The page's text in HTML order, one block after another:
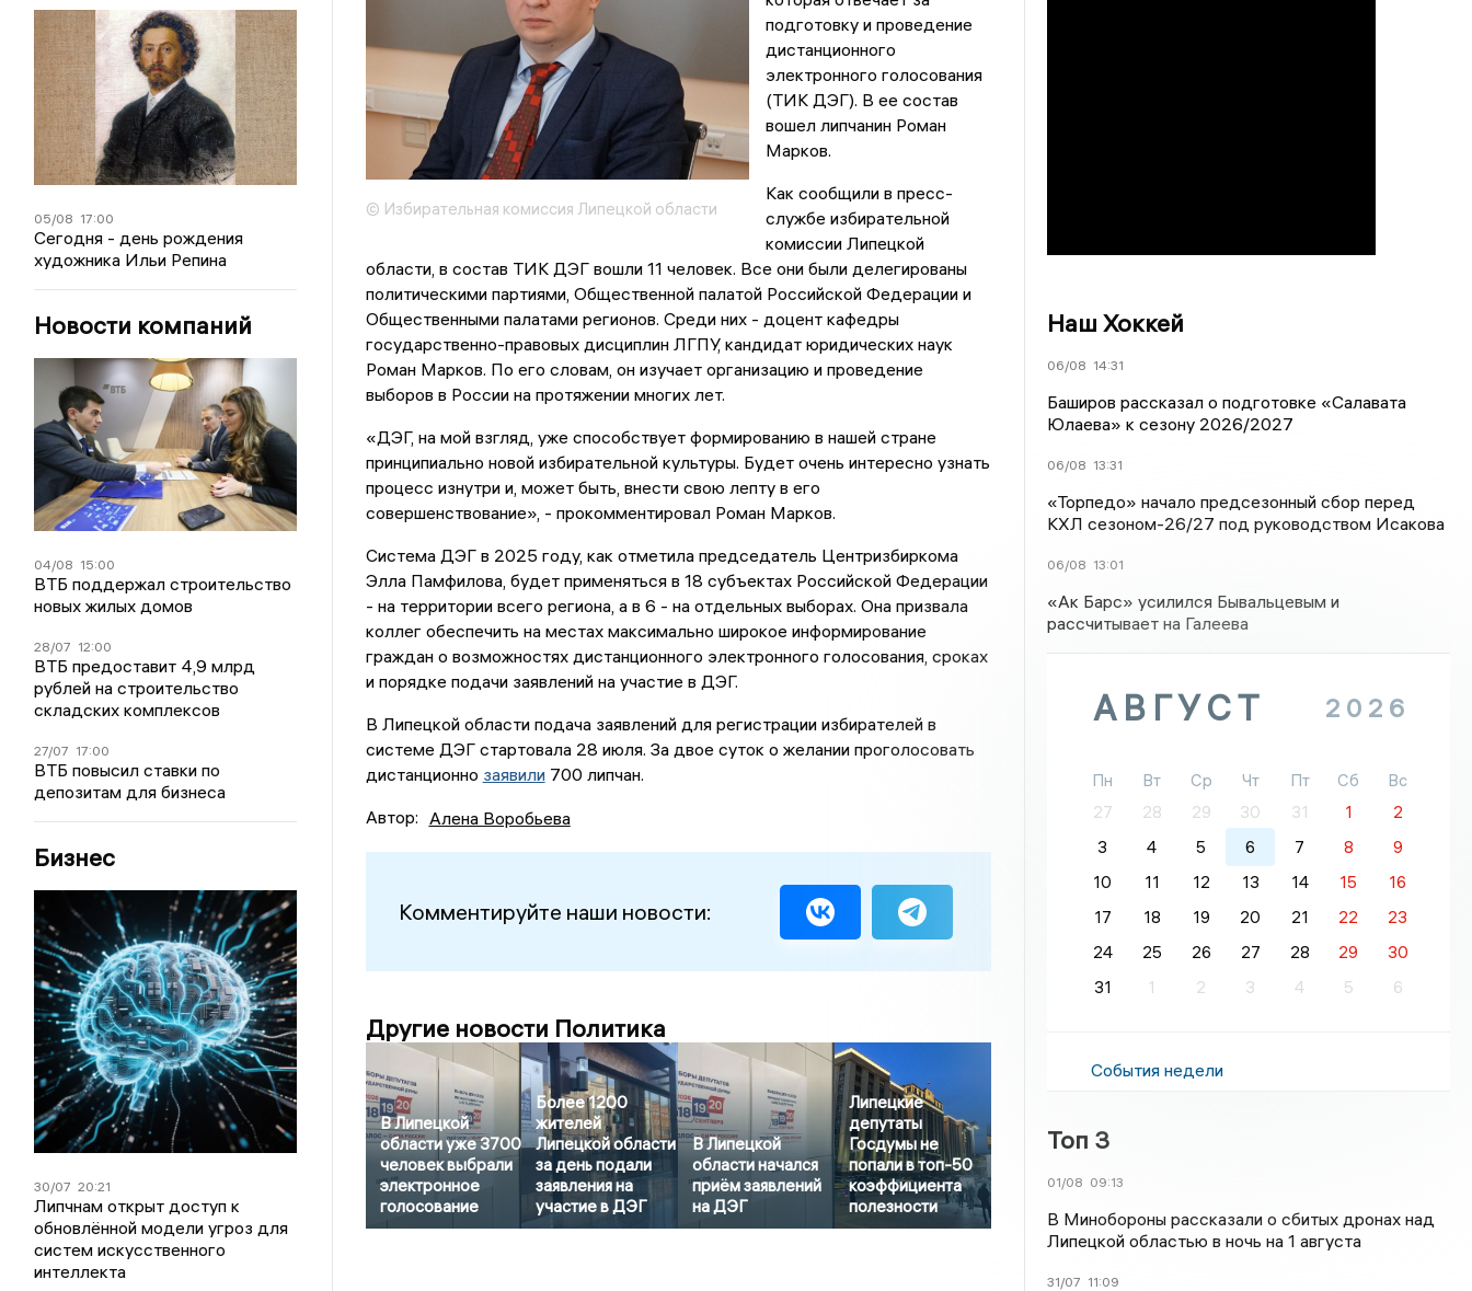
05/08 17:00
Сегодня - день рождения
художника Ильи Репина
Новости компаний
04/08 15:00
ВТБ поддержал строительство
новых жилых домов
28/07 12:00
ВТБ предоставит 4,9 млрд
рублей на строительство
складских комплексов
27/07 17:00
ВТБ повысил ставки по
депозитам для бизнеса
Бизнес
30/07 20:21
Липчнам открыт доступ к
обновлённой модели угроз для
систем искусственного
интеллекта
© Избирательная комиссия Липецкой области
подготовку и проведение
дистанционного
электронного голосования
(ТИК ДЭГ). В ее состав
вошел липчанин Роман
Марков.
Как сообщили в пресс-
службе избирательной
комиссии Липецкой
области, в состав ТИК ДЭГ вошли 11 человек. Все они были делегированы
политическими партиями, Общественной палатой Российской Федерации и
Общественными палатами регионов. Среди них - доцент кафедры
государственно-правовых дисциплин ЛГПУ, кандидат юридических наук
Роман Марков. По его словам, он изучает организацию и проведение
выборов в России на протяжении многих лет.
«ДЭГ, на мой взгляд, уже способствует формированию в нашей стране
принципиально новой избирательной культуры. Будет очень интересно узнать
процесс изнутри и, может быть, внести свою лепту в его
совершенствование», - прокомментировал Роман Марков.
Система ДЭГ в 2025 году, как отметила председатель Центризбиркома
Элла Памфилова, будет применяться в 18 субъектах Российской Федерации
- на территории всего региона, а в 6 - на отдельных выборах. Она призвала
коллег обеспечить на местах максимально широкое информирование
граждан о возможностях дистанционного электронного голосования, сроках
и порядке подачи заявлений на участие в ДЭГ.
В Липецкой области подача заявлений для регистрации избирателей в
системе ДЭГ стартовала 28 июля. За двое суток о желании проголосовать
дистанционно заявили700 липчан.
Автор: Алена Воробьева
Комментируйте наши новости:
Другие новости Политика
В Липецкой
области уже 3700
человек выбрали
электронное
голосование
Более 1200
жителей
Липецкой области
за день подали
заявления на
участие в ДЭГ
В Липецкой
области начался
приём заявлений
на ДЭГ
Липецкие
депутаты
Госдумы не
попали в топ-50
коэффициента
полезности
Наш Хоккей
06/08 14:31
Баширов рассказал о подготовке «Салавата
Юлаева» к сезону 2026/2027
06/08 13:31
«Торпедо» начало предсезонный сбор перед
КХЛ сезоном-26/27 под руководством Исакова
06/08 13:01
«Ак Барс» усилился Бывальцевым и
рассчитывает на Галеева
АВГУСТ 2026
Пн Вт Ср Чт Пт Сб
Вс
27
28 29 30 31 1
2
3
4 5 6 7 8
9
10
11 12 13 14 15
16
17
18 19 20 21 22
23
24
25 26 27 28 29
30
31
1 2 3 4 5 6
События недели
Топ 3
01/08 09:13
В Минобороны рассказали о сбитых дронах над
Липецкой областью в ночь на 1 августа
31/07 11:09